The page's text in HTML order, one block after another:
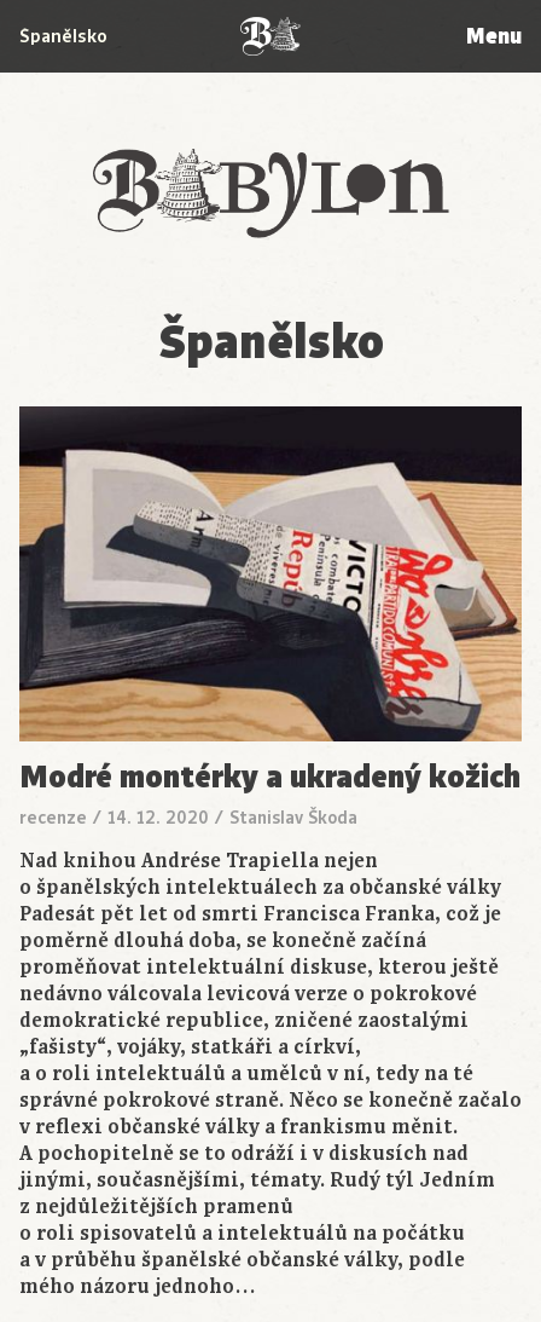
Babylon
Španělsko Menu
Španělsko
Modré montérky a ukradený kožich
recenze / 14. 12. 2020 / Stanislav Škoda
Nad knihou Andrése Trapiella nejen
o španělských intelektuálech za občanské války
Padesát pět let od smrti Francisca Franka, což je
poměrně dlouhá doba, se konečně začíná
proměňovat intelektuální diskuse, kterou ještě
nedávno válcovala levicová verze o pokrokové
demokratické republice, zničené zaostalými
„fašisty“, vojáky, statkáři a církví,
a o roli intelektuálů a umělců v ní, tedy na té
správné pokrokové straně. Něco se konečně začalo
v reflexi občanské války a frankismu měnit.
A pochopitelně se to odráží i v diskusích nad
jinými, současnějšími, tématy. Rudý týl Jedním
z nejdůležitějších pramenů
o roli spisovatelů a intelektuálů na počátku
a v průběhu španělské občanské války, podle
mého názoru jednoho…